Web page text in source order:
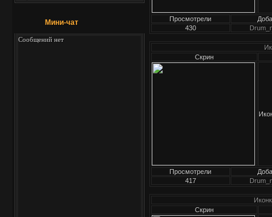
Мини-чат Просмотрели
430
Скрин
Просмотрели
417
Скрин